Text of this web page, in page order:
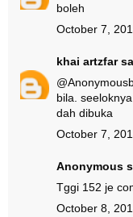
boleh
October 7,
khai artzfar
@Anonymous
bila.
dah dibuka
October 7,
Anonymous
Tggi 152 je
October 8,